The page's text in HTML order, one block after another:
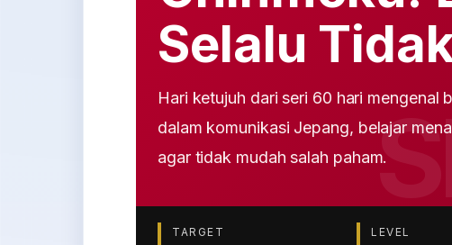
Selalu
Hari ketujuh dari seri 60 hari mengenal
dalam komunikasi Jepang, belajar
agar tidak mudah salah paham.
TARGET LEVEL